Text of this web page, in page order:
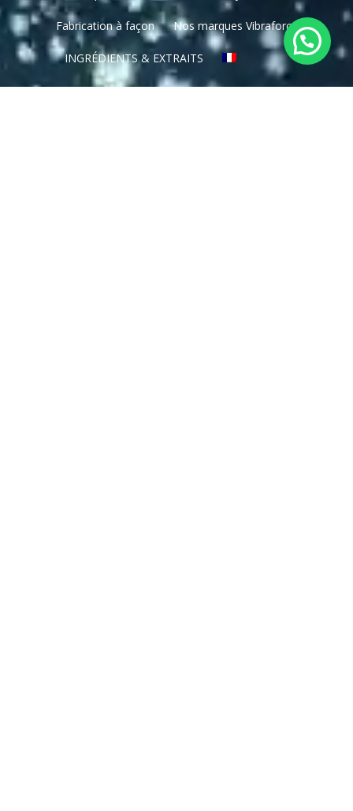
Fabrication à façon Nos marques Vibraforce
INGRÉDIENTS & EXTRAITS